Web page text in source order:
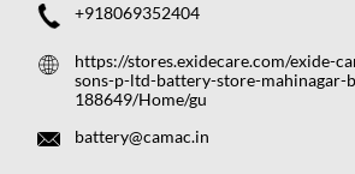
+918069352404
https://stores.exidecare.com/exide-
sons-p-ltd-battery-store-mahinagar-
188649/Home/gu
battery@camac.in